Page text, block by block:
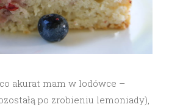
akurat mam w lodówce –
po zrobieniu lemoniady),